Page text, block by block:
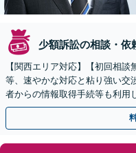
少額訴訟の相談・依
【関西エリア対応】【初回相
等、速やかな対応と粘り強い交
者からの情報取得手続等も利用
よう尽力します【フリーランス